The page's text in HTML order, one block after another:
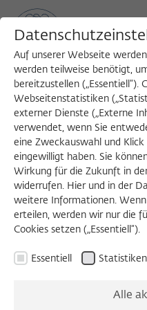
MENU
1988/1989
Reinhart
Professor für Theorie der
Universität Bielefeld
Geboren 1923 in
Auf unserer Webseite
werden teilweise benötigt,
bereitzustellen („Essentiell“).
Webseitenstatistiken
externer Dienste („Externe
verwendet, wenn Sie
eine Zweckauswahl und Klick
eingewilligt haben. Sie
Wirkung für die Zukunft in
widerrufen. Hier und in der
weitere Informationen. Wenn
erteilen, werden wir nur die
Cookies setzen („Essentiell“).
Essentiell Statistiken
Alle